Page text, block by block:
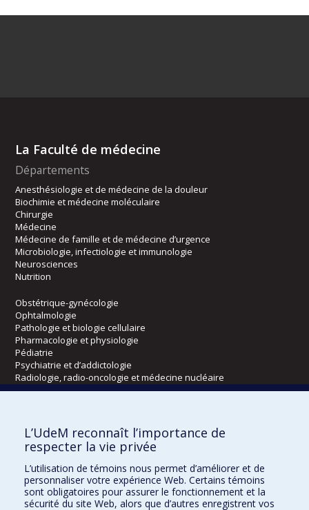
La Faculté de médecine
Départements
Anesthésiologie et de médecine de la douleur
Biochimie et médecine moléculaire
Chirurgie
Médecine
Médecine de famille et de médecine d’urgence
Microbiologie, infectiologie et immunologie
Neurosciences
Nutrition
Obstétrique-gynécologie
Ophtalmologie
Pathologie et biologie cellulaire
Pharmacologie et physiologie
Pédiatrie
Psychiatrie et d’addictologie
Radiologie, radio-oncologie et médecine nucléaire
Kinésiologie et des sciences de l’activité physique
Orthophonie et audiologie
Réadaptation
Directions
L’UdeM reconnaît l’importance de
respecter la vie privée
L’utilisation de témoins nous permet d’améliorer et de
personnaliser votre expérience Web. Certains témoins
sont obligatoires pour assurer le fonctionnement et la
sécurité du site Web, alors que d’autres enregistrent vos